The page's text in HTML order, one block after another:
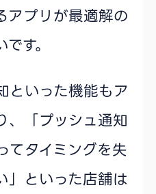
アプリが最適解の
す。
といった機能もア
、「プッシュ通知
てタイミングを失
」といった店舗は